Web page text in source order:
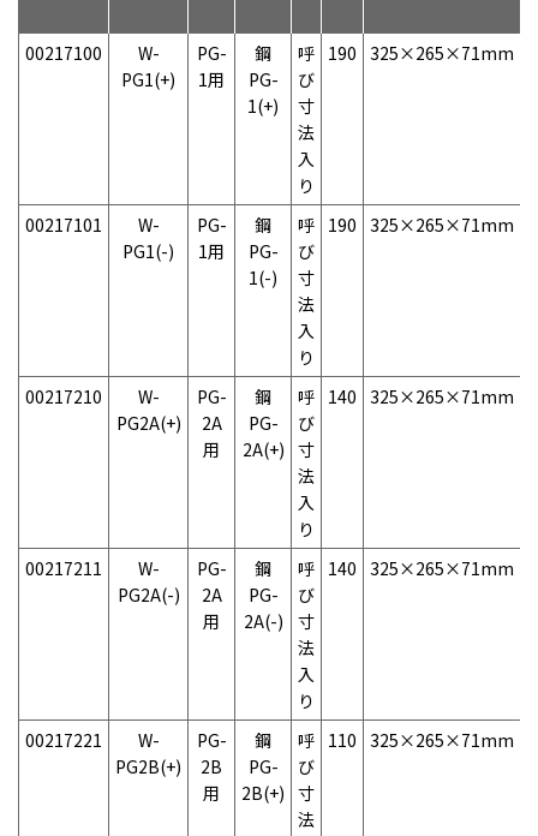
00217100
W-
PG1(+)
PG-
1用
鋼
PG-
1(+)
呼
び
寸
法
入
り
190 325×265×71mm
00217101
W-
PG1(-)
PG-
1用
鋼
PG-
1(-)
呼
び
寸
法
入
り
190 325×265×71mm
00217210
W-
PG2A(+)
PG-
2A
用
鋼
PG-
2A(+)
呼
び
寸
法
入
り
140 325×265×71mm
00217211
W-
PG2A(-)
PG-
2A
用
鋼
PG-
2A(-)
呼
び
寸
法
入
り
140 325×265×71mm
00217221
W-
PG2B(+)
PG-
2B
用
鋼
PG-
2B(+)
呼
び
寸
法
110 325×265×71mm